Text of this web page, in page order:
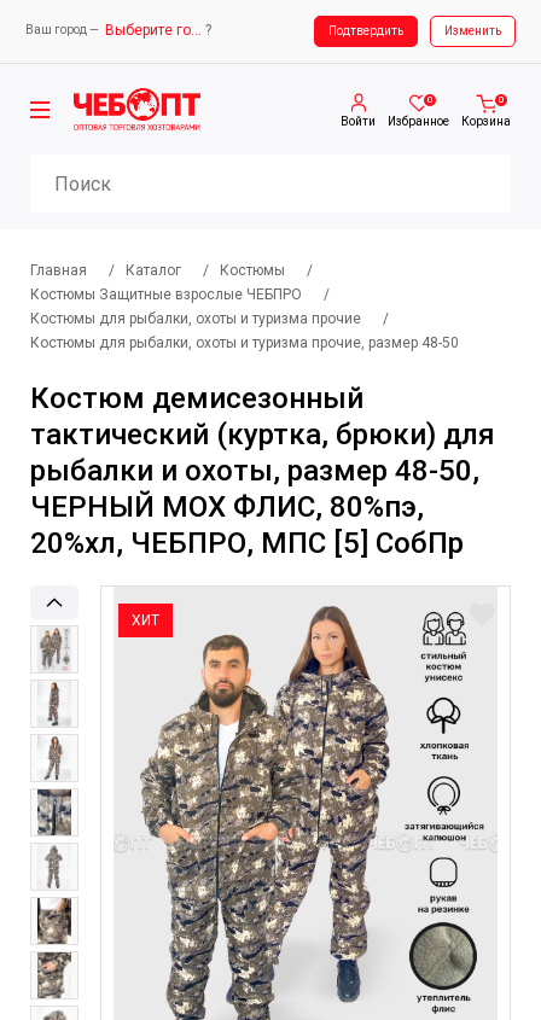
Ваш город — Выберите город ? Подтвердить Изменить
Ваш город — Выберите город
Войти
0
Избранное
0
Корзина
Главная / Каталог / Костюмы
/
Костюмы Защитные взрослые ЧЕБПРО
/
Костюмы для рыбалки, охоты и туризма прочие
/
Костюмы для рыбалки, охоты и туризма прочие, размер 48-50
Костюм демисезонный
тактический (куртка, брюки) для
рыбалки и охоты, размер 48-50,
ЧЕРНЫЙ МОХ ФЛИС, 80%пэ,
20%хл, ЧЕБПРО, МПС [5] СобПр
ХИТ